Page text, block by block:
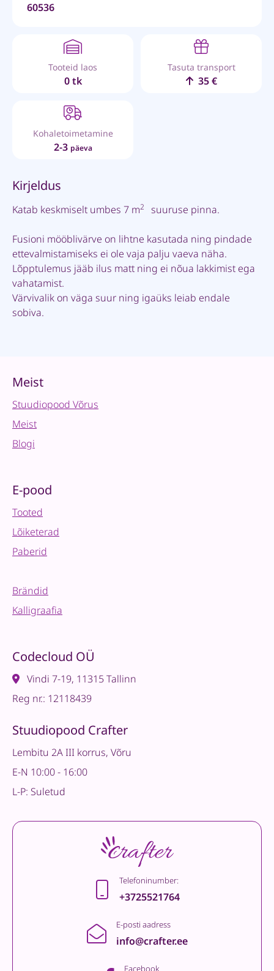
60536
Tooteid laos
0 tk
Tasuta transport
35 €
Kohaletoimetamine
2-3 päeva
Kirjeldus
Katab keskmiselt umbes 7 m2 suuruse pinna.
Fusioni mööblivärve on lihtne kasutada ning pindade
ettevalmistamiseks ei ole vaja palju vaeva näha.
Lõpptulemus jääb ilus matt ning ei nõua lakkimist ega
vahatamist.
Värvivalik on väga suur ning igaüks leiab endale
sobiva.
Meist
Stuudiopood Võrus
Meist
Blogi
E-pood
Tooted
Lõiketerad
Paberid
Brändid
Kalligraafia
Codecloud OÜ
Vindi 7-19, 11315 Tallinn
Reg nr.: 12118439
Stuudiopood Crafter
Lembitu 2A III korrus, Võru
E-N 10:00 - 16:00
L-P: Suletud
Telefoninumber:
+3725521764
E-posti aadress
info@crafter.ee
Facebook